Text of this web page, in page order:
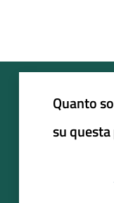
Quanto
su